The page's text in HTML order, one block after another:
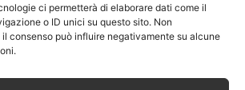
ci permetterà di elaborare dati come il
o ID unici su questo sito. Non
consenso può influire negativamente su alcune
riviera romagnola Roma Salento
vacanze